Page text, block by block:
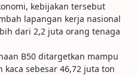
kebijakan tersebut
lapangan kerja nasional
dari 2,2 juta orang tenaga
B50 ditargetkan mampu
sebesar 46,72 juta ton